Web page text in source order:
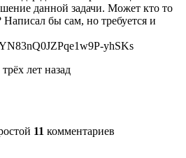
данной задачи. Может кто то
Написал бы сам, но требуется и
лет назад
11 комментариев